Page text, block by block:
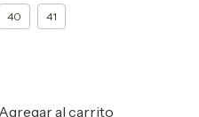
40 41